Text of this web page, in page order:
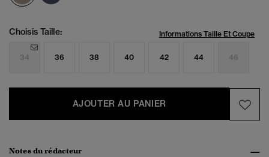
Choisis Taille: Informations Taille Et Coupe
34 36 38 40 42 44 46
AJOUTER AU PANIER
Notes du rédacteur